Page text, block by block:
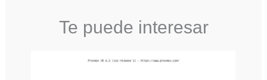
Te puede interesar